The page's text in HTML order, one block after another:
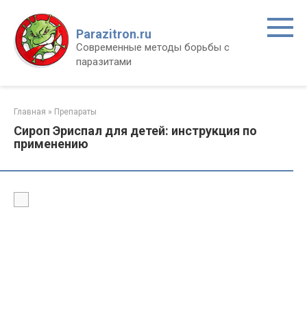
контенту
Parazitron.ru
Современные методы борьбы с
паразитами
Главная » Препараты
Сироп Эриспал для детей: инструкция по
применению